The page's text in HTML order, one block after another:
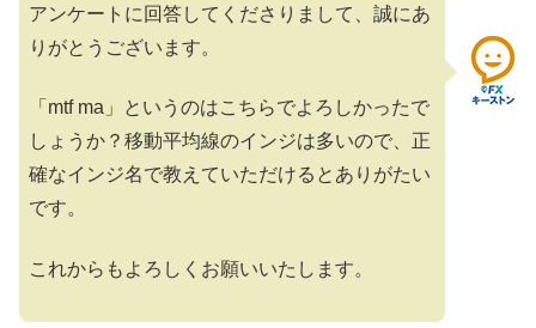
アンケートに回答してくださりまして、誠にあ
りがとうございます。
「mtf ma」というのはこちらでよろしかったで
しょうか？移動平均線のインジは多いので、正
確なインジ名で教えていただけるとありがたい
です。
これからもよろしくお願いいたします。